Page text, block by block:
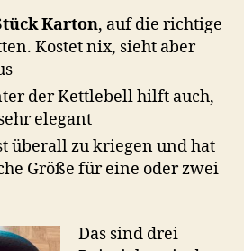
Karton, auf die richtige
Kostet nix, sieht aber
der Kettlebell hilft auch,
elegant
überall zu kriegen und hat
Größe für eine oder zwei
Das sind drei